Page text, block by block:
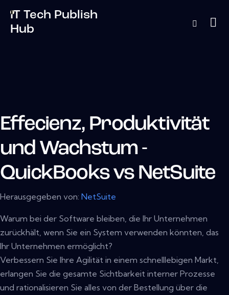
IT Tech Publish
Hub
Effecienz, Produktivität
und Wachstum -
QuickBooks vs NetSuite
Herausgegeben von: NetSuite
Warum bei der Software bleiben, die Ihr Unternehmen
zurückhält, wenn Sie ein System verwenden könnten, das
Ihr Unternehmen ermöglicht?
Verbessern Sie Ihre Agilität in einem schnelllebigen Markt,
erlangen Sie die gesamte Sichtbarkeit interner Prozesse
und rationalisieren Sie alles von der Bestellung über die